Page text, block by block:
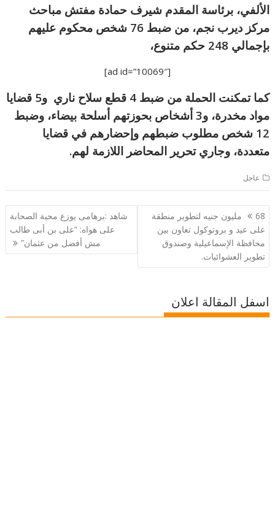
الألفي، برئاسة المقدم شيرف حمادة مفتش مباحث
مركز ديرب نجم، من ضبط 76 شخص محكوم عليهم
بإجمالي 248 حكم متنوع،
[ad id=”10069″]
كما تمكنت الحملة من ضبط 4 قطع سلاح ناري
و5 قضايا
مواد مخدرة، و3 أشخاص بحوزتهم أسلحة بيضاء، وضبط
12 شخص مطلوب ضبطهم وإحضارهم في قضايا
متعددة، وجاري تحرير المحاضر اللازمة لهم.
عاجل
تصفّح
المقالات
68 مليون جنيه لتطوير منطقة
على عيد و بروتوكول تعاون بين
محافظة الإسماعيلية وصندوق
تطوير العشوائيات.
شاهد :برهامى يوزع محبة الصحابة
على هواه: “على بن أبى طالب
مش أفضل من عثمان”
اسفل المقالة اعلان